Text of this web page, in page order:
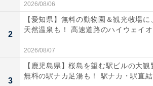
「いちごケーキソルビン」は、韓国で
季限定で発売し、その見た目のユニー
2026/08/06
2
【愛知県】無料の動物園＆観光牧場に
天然温泉も！ 高速道路のハイウェイオ
2026/08/07
3
【鹿児島県】桜島を望む駅ビルの大観
無料の駅ナカ足湯も！ 駅ナカ・駅直結